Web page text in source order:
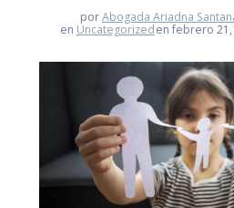
porAbogada Ariadna
en Uncategorizeden febrero 21,